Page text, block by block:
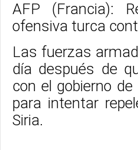
AFP (Francia):
ofensiva turca
Las fuerzas
día después de
con el gobierno
para intentar
Siria.